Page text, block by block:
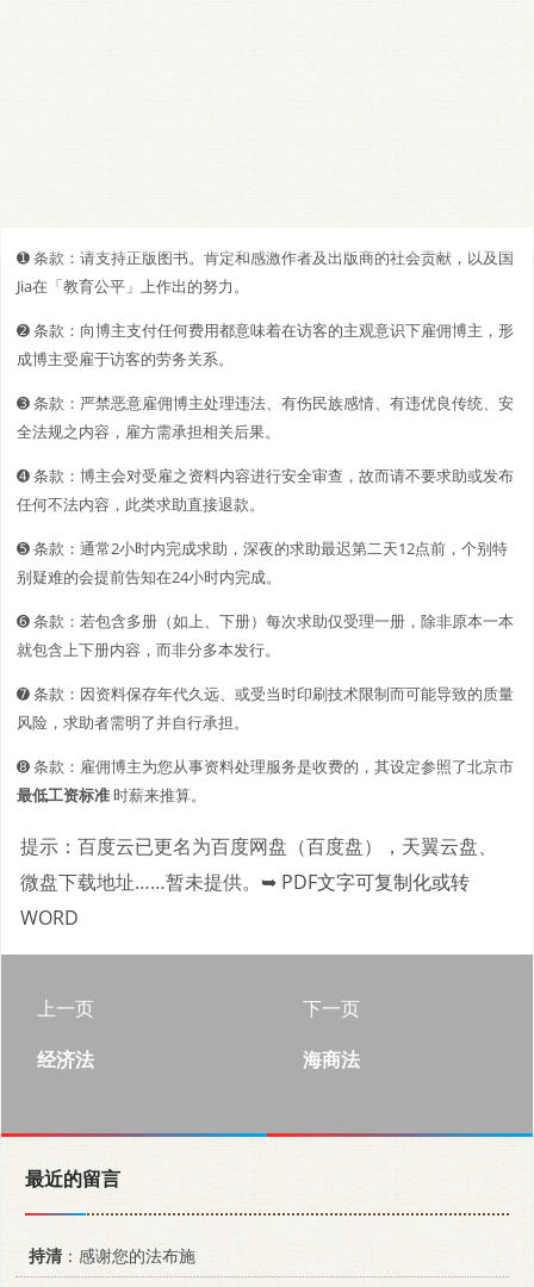
➊️ 条款：请支持正版图书。肯定和感激作者及出版商的社会贡献，以及国
Jia在「教育公平」上作出的努力。
➋️️ 条款：向博主支付任何费用都意味着在访客的主观意识下雇佣博主，形
成博主受雇于访客的劳务关系。
➌ 条款：严禁恶意雇佣博主处理违法、有伤民族感情、有违优良传统、安
全法规之内容，雇方需承担相关后果。
➍ 条款：博主会对受雇之资料内容进行安全审查，故而请不要求助或发布
任何不法内容，此类求助直接退款。
➎ 条款：通常2小时内完成求助，深夜的求助最迟第二天12点前，个别特
别疑难的会提前告知在24小时内完成。
➏ 条款：若包含多册（如上、下册）每次求助仅受理一册，除非原本一本
就包含上下册内容，而非分多本发行。
➐ 条款：因资料保存年代久远、或受当时印刷技术限制而可能导致的质量
风险，求助者需明了并自行承担。
➑ 条款：雇佣博主为您从事资料处理服务是收费的，其设定参照了北京市
最低工资标准时薪来推算。
提示：百度云已更名为百度网盘（百度盘），天翼云盘、
微盘下载地址……暂未提供。 ➥ PDF文字可复制化或转
WORD
上一页
经济法
下一页
海商法
最近的留言
持清：感谢您的法布施